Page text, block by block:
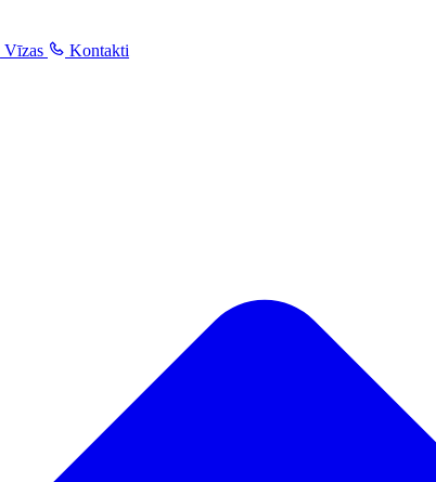
Vīzas
Kontakti